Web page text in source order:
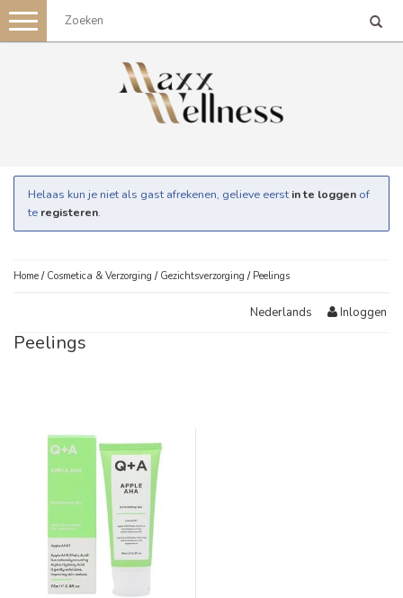
Toggle
navigation
Helaas kun je niet als gast afrekenen, gelieve eerst in te loggen of
te registeren.
Home / Cosmetica & Verzorging / Gezichtsverzorging / Peelings
Nederlands Inloggen
Peelings